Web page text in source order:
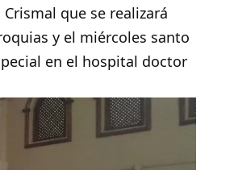
que se realizará
y el miércoles santo
en el hospital doctor